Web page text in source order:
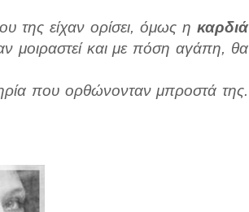
της είχαν ορίσει, όμως η καρδιά
μοιραστεί και με πόση αγάπη, θα
που ορθώνονταν μπροστά της.